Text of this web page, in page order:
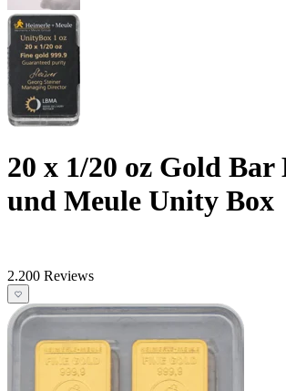
20 x 1/20 oz Gold Bar
und Meule Unity Box
2.200 Reviews